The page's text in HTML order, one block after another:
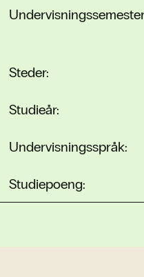
Steder:
Studieår:
Undervisningsspråk:
Studiepoeng: